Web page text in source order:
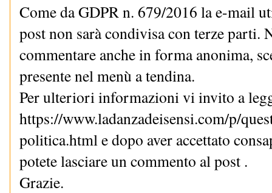
Come da GDPR n. 679/2016 la e-mail
post non sarà condivisa con terze parti.
commentare anche in forma anonima,
presente nel menù a tendina.
Per ulteriori informazioni vi invito a
https://www.ladanzadeisensi.com/p/
politica.html e dopo aver accettato
potete lasciare un commento al post .
Grazie.